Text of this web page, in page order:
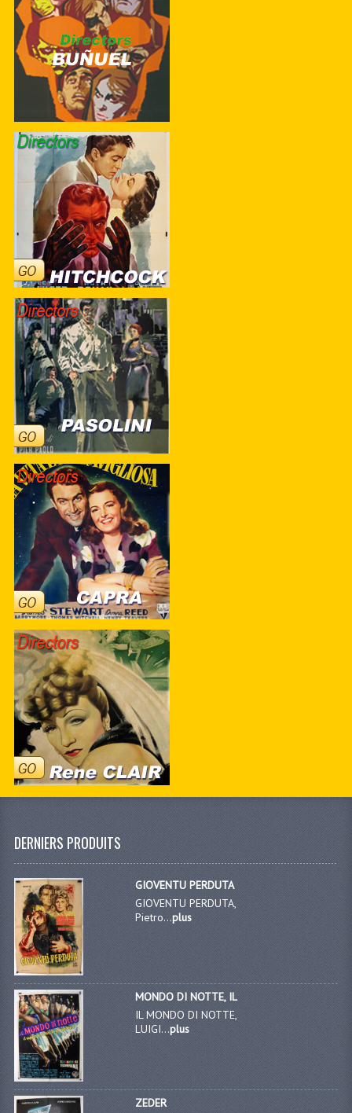
DERNIERS PRODUITS
GIOVENTU PERDUTA
GIOVENTU PERDUTA,
Pietro...plus
MONDO DI NOTTE, IL
IL MONDO DI NOTTE,
LUIGI...plus
ZEDER